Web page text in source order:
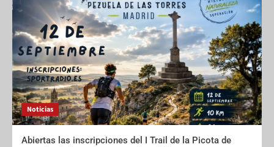
Noticias
Abiertas las inscripciones del I Trail de la Picota de